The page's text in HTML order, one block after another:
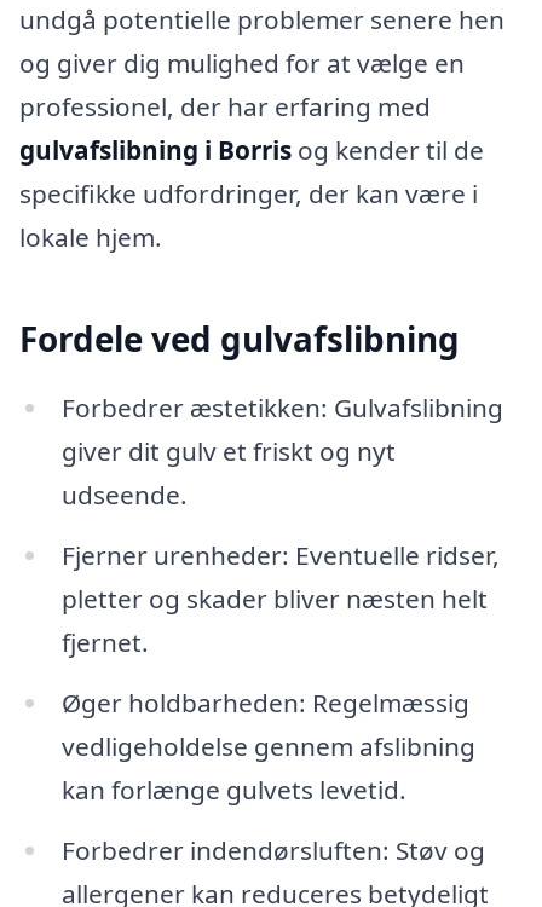
undgå potentielle problemer senere hen
og giver dig mulighed for at vælge en
professionel, der har erfaring med
gulvafslibning i Borris og kender til de
specifikke udfordringer, der kan være i
lokale hjem.
Fordele ved gulvafslibning
Forbedrer æstetikken: Gulvafslibning
giver dit gulv et friskt og nyt
udseende.
Fjerner urenheder: Eventuelle ridser,
pletter og skader bliver næsten helt
fjernet.
Øger holdbarheden: Regelmæssig
vedligeholdelse gennem afslibning
kan forlænge gulvets levetid.
Forbedrer indendørsluften: Støv og
allergener kan reduceres betydeligt